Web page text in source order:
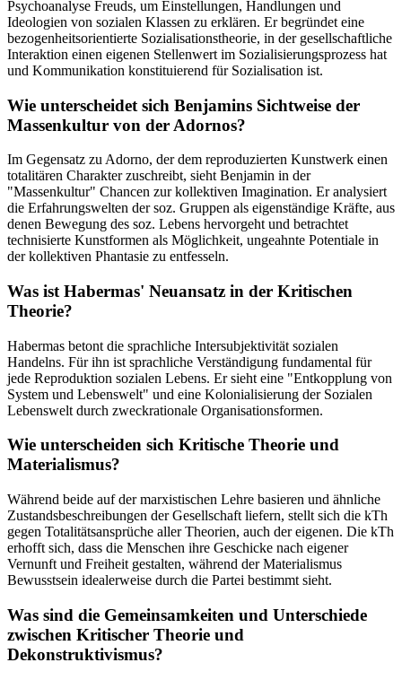
Psychoanalyse Freuds, um Einstellungen, Handlungen und
Ideologien von sozialen Klassen zu erklären. Er begründet eine
bezogenheitsorientierte Sozialisationstheorie, in der gesellschaftliche
Interaktion einen eigenen Stellenwert im Sozialisierungsprozess hat
und Kommunikation konstituierend für Sozialisation ist.
Wie unterscheidet sich Benjamins Sichtweise der
Massenkultur von der Adornos?
Im Gegensatz zu Adorno, der dem reproduzierten Kunstwerk einen
totalitären Charakter zuschreibt, sieht Benjamin in der
"Massenkultur" Chancen zur kollektiven Imagination. Er analysiert
die Erfahrungswelten der soz. Gruppen als eigenständige Kräfte, aus
denen Bewegung des soz. Lebens hervorgeht und betrachtet
technisierte Kunstformen als Möglichkeit, ungeahnte Potentiale in
der kollektiven Phantasie zu entfesseln.
Was ist Habermas' Neuansatz in der Kritischen
Theorie?
Habermas betont die sprachliche Intersubjektivität sozialen
Handelns. Für ihn ist sprachliche Verständigung fundamental für
jede Reproduktion sozialen Lebens. Er sieht eine "Entkopplung von
System und Lebenswelt" und eine Kolonialisierung der Sozialen
Lebenswelt durch zweckrationale Organisationsformen.
Wie unterscheiden sich Kritische Theorie und
Materialismus?
Während beide auf der marxistischen Lehre basieren und ähnliche
Zustandsbeschreibungen der Gesellschaft liefern, stellt sich die kTh
gegen Totalitätsansprüche aller Theorien, auch der eigenen. Die kTh
erhofft sich, dass die Menschen ihre Geschicke nach eigener
Vernunft und Freiheit gestalten, während der Materialismus
Bewusstsein idealerweise durch die Partei bestimmt sieht.
Was sind die Gemeinsamkeiten und Unterschiede
zwischen Kritischer Theorie und
Dekonstruktivismus?